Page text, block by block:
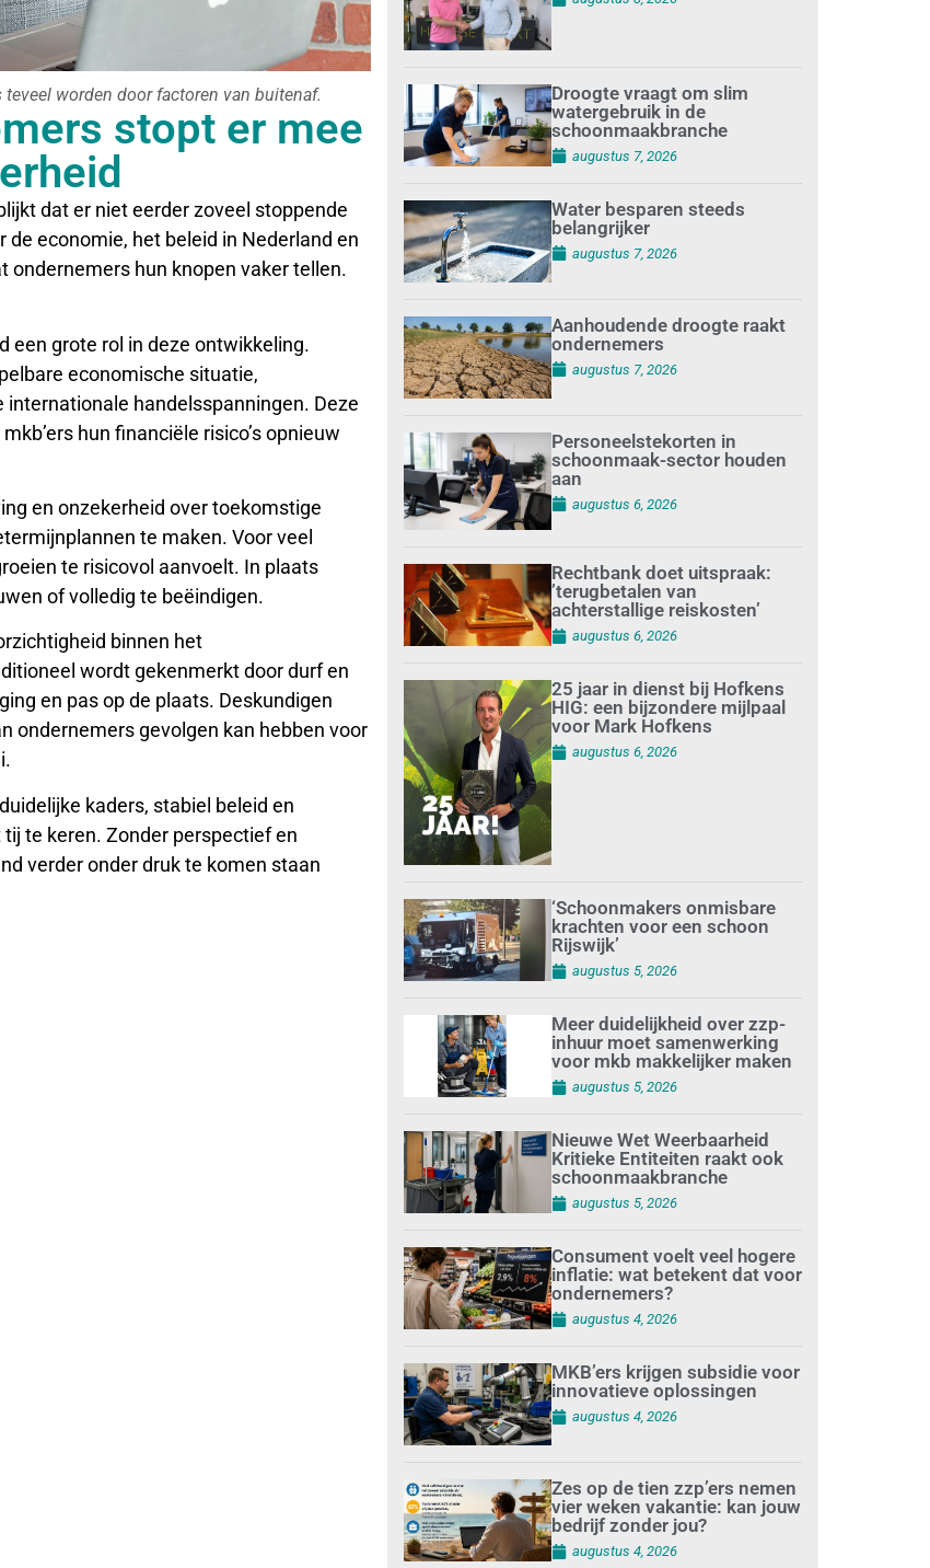
worden door factoren van buitenaf.
stopt er mee
dat er niet eerder zoveel stoppende
economie, het beleid in Nederland en
ondernemers hun knopen vaker tellen.
een grote rol in deze ontwikkeling.
economische situatie,
handelsspanningen. Deze
hun financiële risico’s opnieuw
en onzekerheid over toekomstige
te maken. Voor veel
te risicovol aanvoelt. In plaats
of volledig te beëindigen.
binnen het
wordt gekenmerkt door durf en
en pas op de plaats. Deskundigen
ondernemers gevolgen kan hebben voor
kaders, stabiel beleid en
te keren. Zonder perspectief en
verder onder druk te komen staan
Droogte vraagt om slim
watergebruik in de
schoonmaakbranche
augustus 7, 2026
Water besparen steeds
belangrijker
augustus 7, 2026
Aanhoudende droogte raakt
ondernemers
augustus 7, 2026
Personeelstekorten in
schoonmaak-sector houden
aan
augustus 6, 2026
Rechtbank doet uitspraak:
’terugbetalen van
achterstallige reiskosten’
augustus 6, 2026
25 jaar in dienst bij Hofkens
HIG: een bijzondere mijlpaal
voor Mark Hofkens
augustus 6, 2026
‘Schoonmakers onmisbare
krachten voor een schoon
Rijswijk’
augustus 5, 2026
Meer duidelijkheid over zzp-
inhuur moet samenwerking
voor mkb makkelijker maken
augustus 5, 2026
Nieuwe Wet Weerbaarheid
Kritieke Entiteiten raakt ook
schoonmaakbranche
augustus 5, 2026
Consument voelt veel hogere
inflatie: wat betekent dat voor
ondernemers?
augustus 4, 2026
MKB’ers krijgen subsidie voor
innovatieve oplossingen
augustus 4, 2026
Zes op de tien zzp’ers nemen
vier weken vakantie: kan jouw
bedrijf zonder jou?
augustus 4, 2026